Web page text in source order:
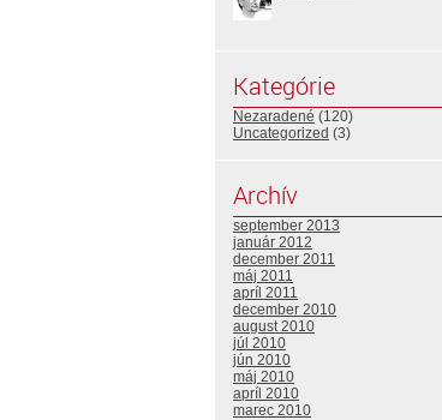
Kategórie
Nezaradené (120)
Uncategorized (3)
Archív
september 2013
január 2012
december 2011
máj 2011
apríl 2011
december 2010
august 2010
júl 2010
jún 2010
máj 2010
apríl 2010
marec 2010